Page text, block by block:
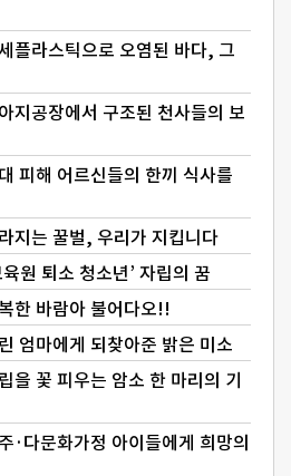
플라스틱으로 오염된 바다, 그
지공장에서 구조된 천사들의 보
피해 어르신들의 한끼 식사를
지는 꿀벌, 우리가 지킵니다
원 퇴소 청소년’ 자립의 꿈
한 바람아 불어다오!!
엄마에게 되찾아준 밝은 미소
을 꽃 피우는 암소 한 마리의 기
·다문화가정 아이들에게 희망의